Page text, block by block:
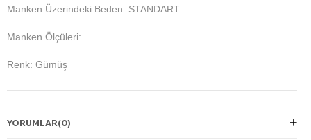
Manken Üzerindeki Beden: STANDART
Manken Ölçüleri:
Renk: Gümüş
YORUMLAR(0)